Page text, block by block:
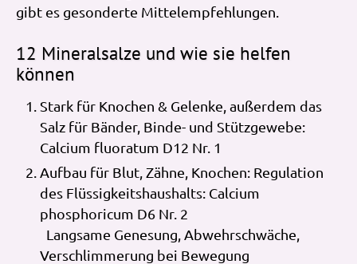
gibt es gesonderte Mittelempfehlungen.
12 Mineralsalze und wie sie helfen
können
Stark für Knochen & Gelenke, außerdem das
Salz für Bänder, Binde- und Stützgewebe:
Calcium fluoratum D12 Nr. 1
Aufbau für Blut, Zähne, Knochen: Regulation
des Flüssigkeitshaushalts: Calcium
phosphoricum D6 Nr. 2
Langsame Genesung, Abwehrschwäche,
Verschlimmerung bei Bewegung